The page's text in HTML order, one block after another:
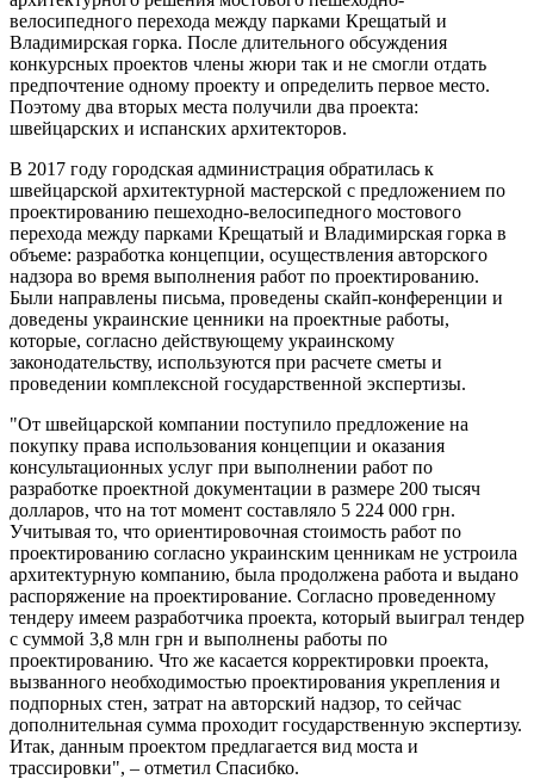
велосипедного перехода между парками Крещатый и
Владимирская горка. После длительного обсуждения
конкурсных проектов члены жюри так и не смогли отдать
предпочтение одному проекту и определить первое место.
Поэтому два вторых места получили два проекта:
швейцарских и испанских архитекторов.
В 2017 году городская администрация обратилась к
швейцарской архитектурной мастерской с предложением по
проектированию пешеходно-велосипедного мостового
перехода между парками Крещатый и Владимирская горка в
объеме: разработка концепции, осуществления авторского
надзора во время выполнения работ по проектированию.
Были направлены письма, проведены скайп-конференции и
доведены украинские ценники на проектные работы,
которые, согласно действующему украинскому
законодательству, используются при расчете сметы и
проведении комплексной государственной экспертизы.
"От швейцарской компании поступило предложение на
покупку права использования концепции и оказания
консультационных услуг при выполнении работ по
разработке проектной документации в размере 200 тысяч
долларов, что на тот момент составляло 5 224 000 грн.
Учитывая то, что ориентировочная стоимость работ по
проектированию согласно украинским ценникам не устроила
архитектурную компанию, была продолжена работа и выдано
распоряжение на проектирование. Согласно проведенному
тендеру имеем разработчика проекта, который выиграл тендер
с суммой 3,8 млн грн и выполнены работы по
проектированию. Что же касается корректировки проекта,
вызванного необходимостью проектирования укрепления и
подпорных стен, затрат на авторский надзор, то сейчас
дополнительная сумма проходит государственную экспертизу.
Итак, данным проектом предлагается вид моста и
трассировки", – отметил Спасибко.